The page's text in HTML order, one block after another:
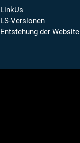
LinkUs
LS-Versionen
Entstehung der Website